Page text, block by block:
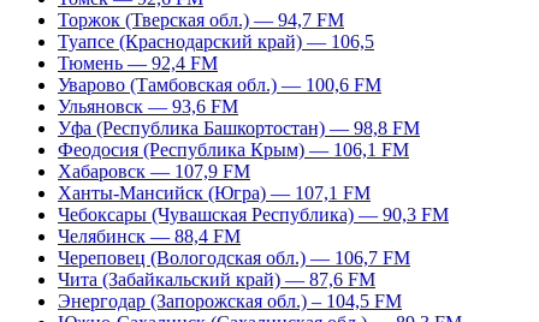
Торжок (Тверская обл.) — 94,7 FM
Туапсе (Краснодарский край) — 106,5
Тюмень — 92,4 FM
Уварово (Тамбовская обл.) — 100,6 FM
Ульяновск — 93,6 FM
Уфа (Республика Башкортостан) — 98,8 FM
Феодосия (Республика Крым) — 106,1 FM
Хабаровск — 107,9 FM
Ханты-Мансийск (Югра) — 107,1 FM
Чебоксары (Чувашская Республика) — 90,3 FM
Челябинск — 88,4 FM
Череповец (Вологодская обл.) — 106,7 FM
Чита (Забайкальский край) — 87,6 FM
Энергодар (Запорожская обл.) – 104,5 FM